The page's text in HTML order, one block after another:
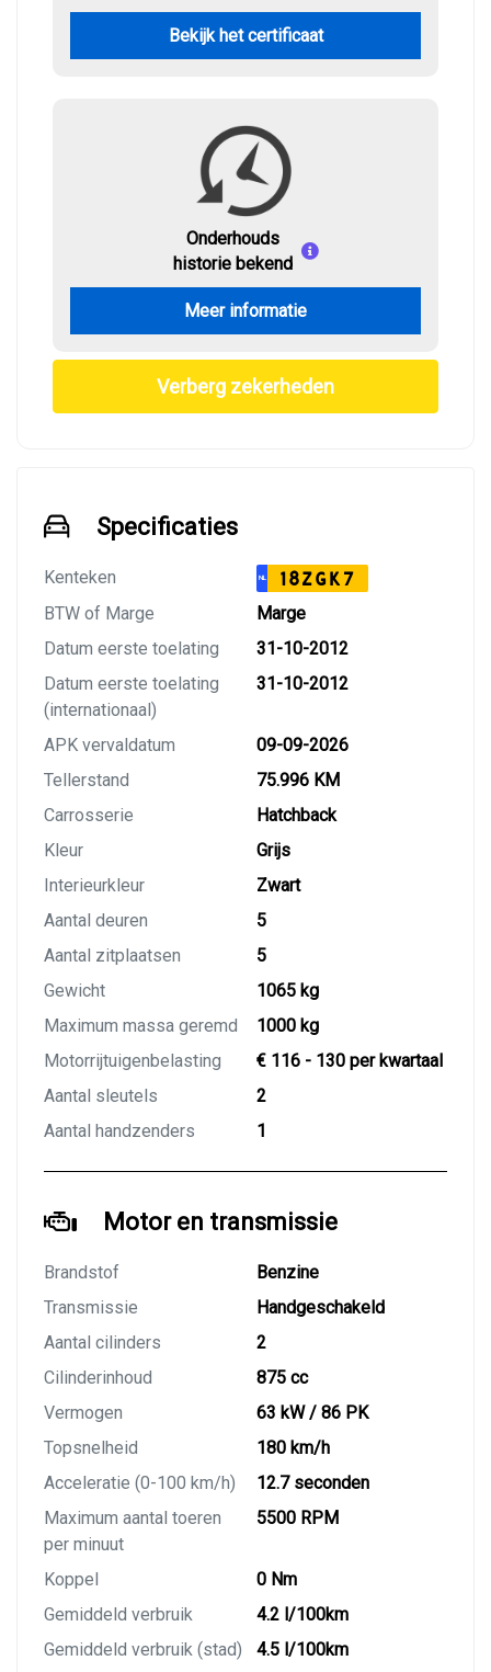
Bekijk het certificaat
Onderhouds
historie bekend
Meer informatie
Verberg zekerheden
Specificaties
Kenteken NL 18ZGK7
BTW of Marge
Marge
Datum eerste toelating
31-10-2012
Datum eerste toelating
(internationaal)
31-10-2012
APK vervaldatum
09-09-2026
Tellerstand
75.996 KM
Carrosserie
Hatchback
Kleur
Grijs
Interieurkleur
Zwart
Aantal deuren
5
Aantal zitplaatsen
5
Gewicht
1065 kg
Maximum massa geremd
1000 kg
Motorrijtuigenbelasting
€ 116 - 130 per kwartaal
Aantal sleutels
2
Aantal handzenders
1
Motor en transmissie
Brandstof
Benzine
Transmissie
Handgeschakeld
Aantal cilinders
2
Cilinderinhoud
875 cc
Vermogen
63 kW / 86 PK
Topsnelheid
180 km/h
Acceleratie (0-100 km/h)
12.7 seconden
Maximum aantal toeren
per minuut
5500 RPM
Koppel
0 Nm
Gemiddeld verbruik
4.2 l/100km
Gemiddeld verbruik (stad)
4.5 l/100km